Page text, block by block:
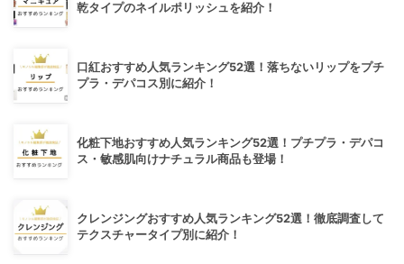
乾タイプのネイルポリッシュを紹介！
口紅おすすめ人気ランキング52選！落ちないリップをプチ
プラ・デパコス別に紹介！
化粧下地おすすめ人気ランキング52選！プチプラ・デパコ
ス・敏感肌向けナチュラル商品も登場！
クレンジングおすすめ人気ランキング52選！徹底調査して
テクスチャータイプ別に紹介！